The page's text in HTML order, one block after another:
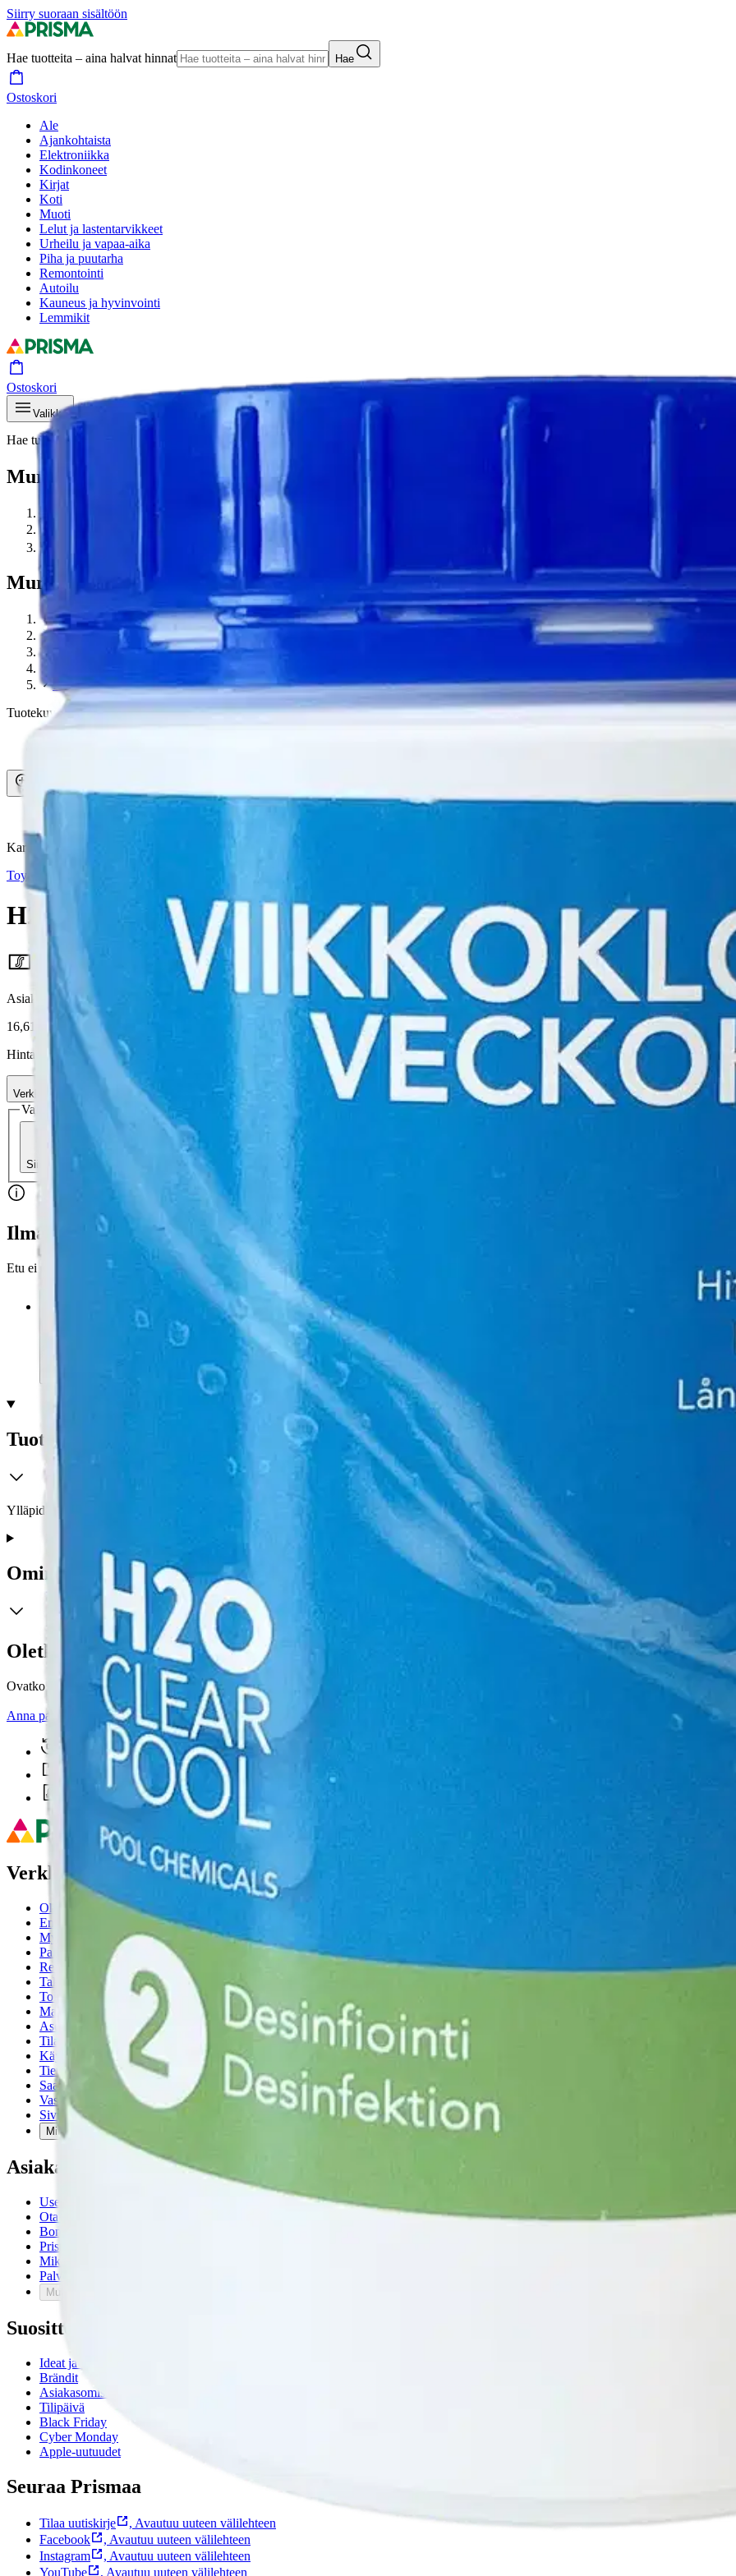
Siirry suoraan sisältöön
Hae tuotteita – aina halvat hinnat Hae
Ostoskori
Ale
Ajankohtaista
Elektroniikka
Kodinkoneet
Kirjat
Koti
Muoti
Lelut ja lastentarvikkeet
Urheilu ja vapaa-aika
Piha ja puutarha
Remontointi
Autoilu
Kauneus ja hyvinvointi
Lemmikit
Ostoskori
Valikko
Hae tuotteita – aina halvat hinnat
Murupolku
Murupolku
Etusivu
Piha ja puutarha
Piharakentaminen
H2O viikkokloori 20 g
Tuotekuvat- ja videotOhita tuotekuva
Avaa kuva suurempana
Karusellin nuolipainikkeet
Toyrock
H2O viikkokloori 20 g
Asiakasomistajahinta
16,61 €/kg
Hinta ilman S-Etukorttia:
Verkkokaupan hinta
Valitse toimitustapa
Siirry valitsemaan myymälä
Kotiin tai noutopisteeseen
Alk. 0 €
Ilmainen toimitus yli 100 €:n tilauksille Postin pakettiautomaattiin tai
Etu ei koske Suuri‑lisäpalvelulla toimitettavia tuotteita.
Tarkista myymäläsaatavuus
Tuotekuvaus
Ylläpidä veden puhtautta käyttämällä klooriraetta. Aseta 20 g tabletti kemikaaliannostelijaan ja anna sen liueta veteen.
Ominaisuudet
Oletko tyytyväinen tuotetietoihin?
Ovatko tuotetiedot riittävät? Jos tuotetiedoissa on puutteita tai niitä voisi muuten parantaa, anna palautetta.
Anna palautetta Avautuu uuteen välilehteen
Ilmainen palautus 30 päivää.*
Nouto myymälästä ilman toimituskuluja.
Asiakasomistajalle Bonusta jopa 5 %.*
Verkkokauppa
Ohjeet
Ensitilaajan pikaopas
Myymälänouto
Palautukset
Reklamaatio
Takuu ja huolto
Toimitustavat
Maksutavat
Asennuspalvelut
Tilaus- ja toimitusehdot
Käyttöehdot
Tietosuojakäytäntö
Saavutettavuus
Vastuullisuus
Sivukartta
Mitä pidät Prisma.fi-verkkokaupasta?
Asiakaspalvelu
Usein kysytyt kysymykset
Ota yhteyttä asiakaspalveluun
Bonus ja asiakasomistajuus
Prisma-myymälöiden yhteystiedot
Mikä on Prisma?
Palvelut Prismassa
Muuta evästeasetuksia
Suosittelemme
Ideat ja inspiraatio
Brändit
Asiakasomistajapäivät
Tilipäivä
Black Friday
Cyber Monday
Apple-uutuudet
Seuraa Prismaa
Tilaa uutiskirje , Avautuu uuteen välilehteen
Facebook
, Avautuu uuteen välilehteen
Instagram
, Avautuu uuteen välilehteen
YouTube
, Avautuu uuteen välilehteen